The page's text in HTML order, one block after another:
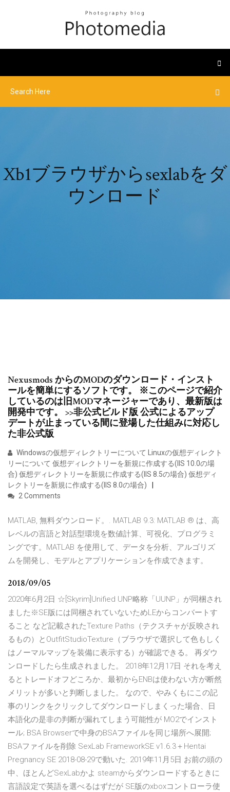
Xb1ブラウザからsexlabをダ
ウンロード
Nexusmods からのMODのダウンロード・インスト
ールを簡単にするソフトです。 ※このページで紹介
しているのは旧MODマネージャーであり、最新版は
開発中です。 >>非公式ビルド版 公式によるアップ
デートが止まっている間に登場した仕組みに対応し
た非公式版
Windowsの仮想ディレクトリーについて Linuxの仮想ディレクト
リーについて 仮想ディレクトリーを新規に作成する(IIS 10.0の場
合) 仮想ディレクトリーを新規に作成する(IIS 8.5の場合) 仮想ディ
レクトリーを新規に作成する(IIS 8.0の場合)
2 Comments
MATLAB, 無料ダウンロード。. MATLAB 9.3: MATLAB ® は、高
レベルの言語と対話型環境を数値計算、可視化、プログラミ
ングです。MATLAB を使用して、データを分析、アルゴリズ
ムを開発し、モデルとアプリケーションを作成できます。
2018/09/05
2020年6月2日 ☆[Skyrim]Unified UNP略称「UUNP」が同梱され
ました※SE版には同梱されていないためLEからコンバートす
ること など記載されたTexture Paths（テクスチャが反映され
るもの）とOutfitStudioTexture（ブラウザで選択して色もしく
はノーマルマップを装備に表示する）が確認できる。 再ダウ
ンロードしたら生成されました。 2018年12月17日 それを考え
るとトレードオフどころか、最初からENBは使わない方が断然
メリットが多いと判断しました。 なので、やみくもにこの記
事のリンクをクリックしてダウンロードしまくった場合、日
本語化の是非の判断が漏れてしまう可能性が MO2でインスト
ール; BSA Browserで中身のBSAファイルを同じ場所へ展開;
BSAファイルを削除 SexLab FrameworkSE v1.6.3＋Hentai
Pregnancy SE 2018-08-29で動いた. 2019年11月5日 お前の頭の
中、ほとんどSexLabかよ steamからダウンロードするときに
言語設定で英語を選べるはずだが SE版のxboxコントローラ使